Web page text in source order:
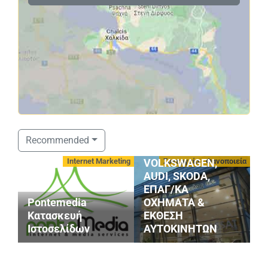
Recommended
Internet Marketing
Pontemedia
Κατασκευή
Ιστοσελίδων
Συνεργεία - Φανοποιεία
VOLKSWAGEN,
AUDI, SKODA,
ΕΠΑΓ/ΚΑ
ΟΧΗΜΑΤΑ &
ΕΚΘΕΣΗ
ΑΥΤΟΚΙΝΗΤΩΝ